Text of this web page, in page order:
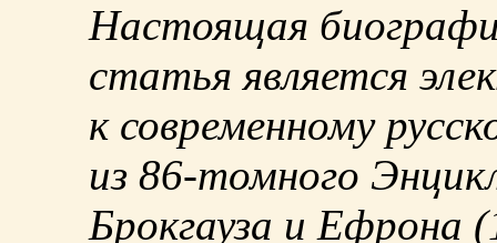
Настоящая
статья является
к современному
из 86-томного
Брокгауза и Ефрона